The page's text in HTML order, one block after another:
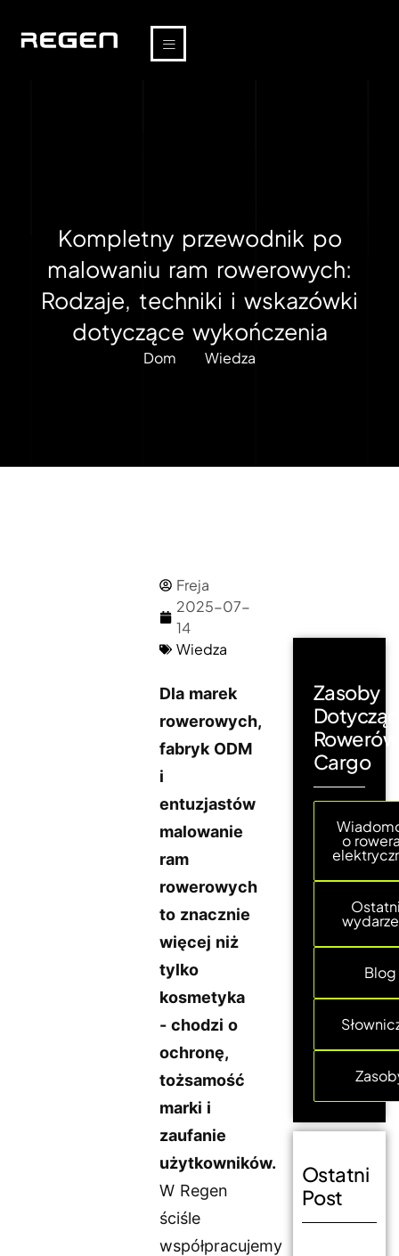
Kompletny przewodnik po
malowaniu ram rowerowych:
Rodzaje, techniki i wskazówki
dotyczące wykończenia
Dom Wiedza
Freja
2025-07-
14
Wiedza
Dla marek
rowerowych,
fabryk ODM
i
entuzjastów
malowanie
ram
rowerowych
to znacznie
więcej niż
tylko
kosmetyka
- chodzi o
ochronę,
tożsamość
marki i
zaufanie
użytkowników.
W Regen
ściśle
współpracujemy
Zasoby
Rowerów
Cargo
o
Blog
Ostatni
Post